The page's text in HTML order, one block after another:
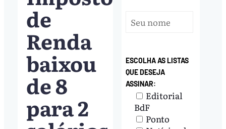
de
Renda
baixou
de 8
para 2
ESCOLHA AS LISTAS
QUE DESEJA
ASSINAR:
Editorial
BdF
Ponto